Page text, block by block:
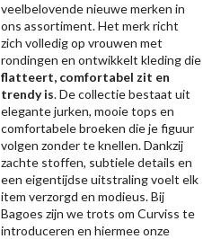
veelbelovende nieuwe merken in
ons assortiment. Het merk richt
zich volledig op vrouwen met
rondingen en ontwikkelt kleding die
flatteert, comfortabel zit en
trendy is. De collectie bestaat uit
elegante jurken, mooie tops en
comfortabele broeken die je figuur
volgen zonder te knellen. Dankzij
zachte stoffen, subtiele details en
een eigentijdse uitstraling voelt elk
item verzorgd en modieus. Bij
Bagoes zijn we trots om Curviss te
introduceren en hiermee onze